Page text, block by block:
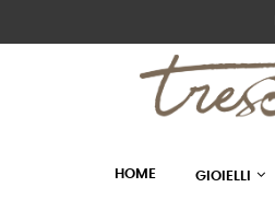
HOME GIOIELLI